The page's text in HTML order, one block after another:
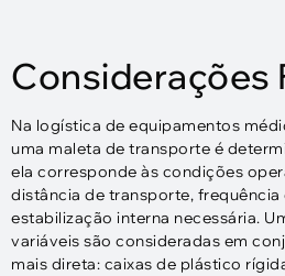
Considerações
Na logística de equipamentos
uma maleta de transporte é
ela corresponde às condições
distância de transporte, frequência
estabilização interna necessária.
variáveis ​​​​são consideradas em
mais direta: caixas de plástico